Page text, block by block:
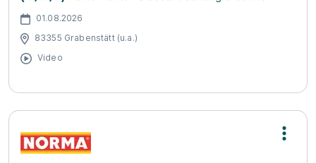
01.08.2026
83355 Grabenstätt (u.a.)
Video